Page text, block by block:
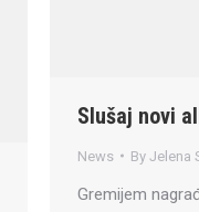
Slušaj novi
News By Jelena
Gremijem